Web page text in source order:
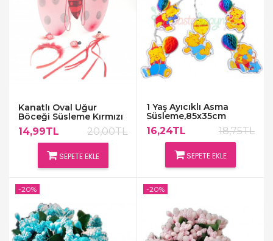
Kanatlı Oval Uğur
Böceği Süsleme Kırmızı
14,99TL 20,00TL
SEPETE EKLE
1 Yaş Ayıcıklı Asma
Süsleme,85x35cm
16,24TL 18,75TL
SEPETE EKLE
-20% -20%